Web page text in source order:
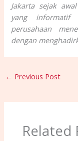
Jakarta sejak
yang informatif
perusahaan
dengan
← Previous Post
Related